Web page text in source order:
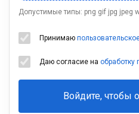
Допустимые типы: png gif jpg jpeg
Принимаю
Даю согласие на
Войдите, чтобы